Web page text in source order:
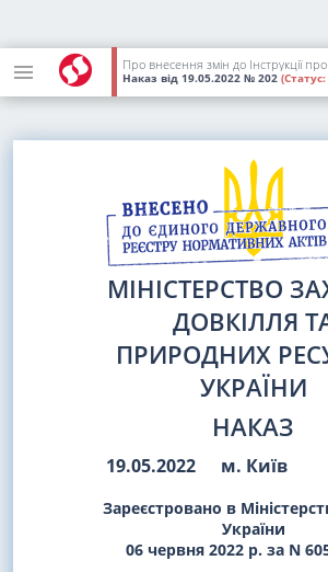
Наказ від 19.05.2022 № 202 (Статус:
МІНІСТЕРСТВО
ДОВКІЛЛЯ
ПРИРОДНИХ
УКРАЇНИ
НАКАЗ
19.05.2022 м. Київ
Зареєстровано в
України
06 червня 2022 р. за N